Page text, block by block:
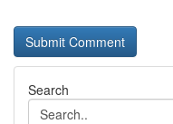
Search